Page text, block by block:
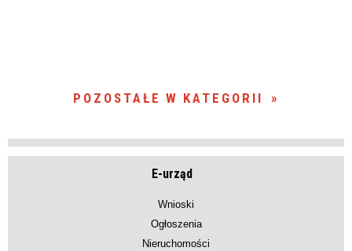
POZOSTAŁE W KATEGORII
E-urząd
Wnioski
Ogłoszenia
Nieruchomości